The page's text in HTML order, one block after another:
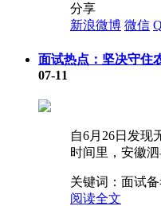
分享
新浪微博 微信
面试热点：坚决守住
07-11
自6月26日发现
时间里，安徽
关键词： 面试
阅读全文